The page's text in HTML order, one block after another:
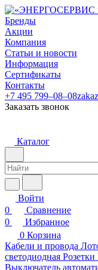
Бренды
Акции
Компания
Статьи и новости
Информация
Сертификаты
Контакты
+7 495 799–08–08
Заказать звонок
Каталог
Войти
0
Сравнение
0
Избранное
0 Корзина
Кабели и провода
светодиодная Розетки
Выключатель